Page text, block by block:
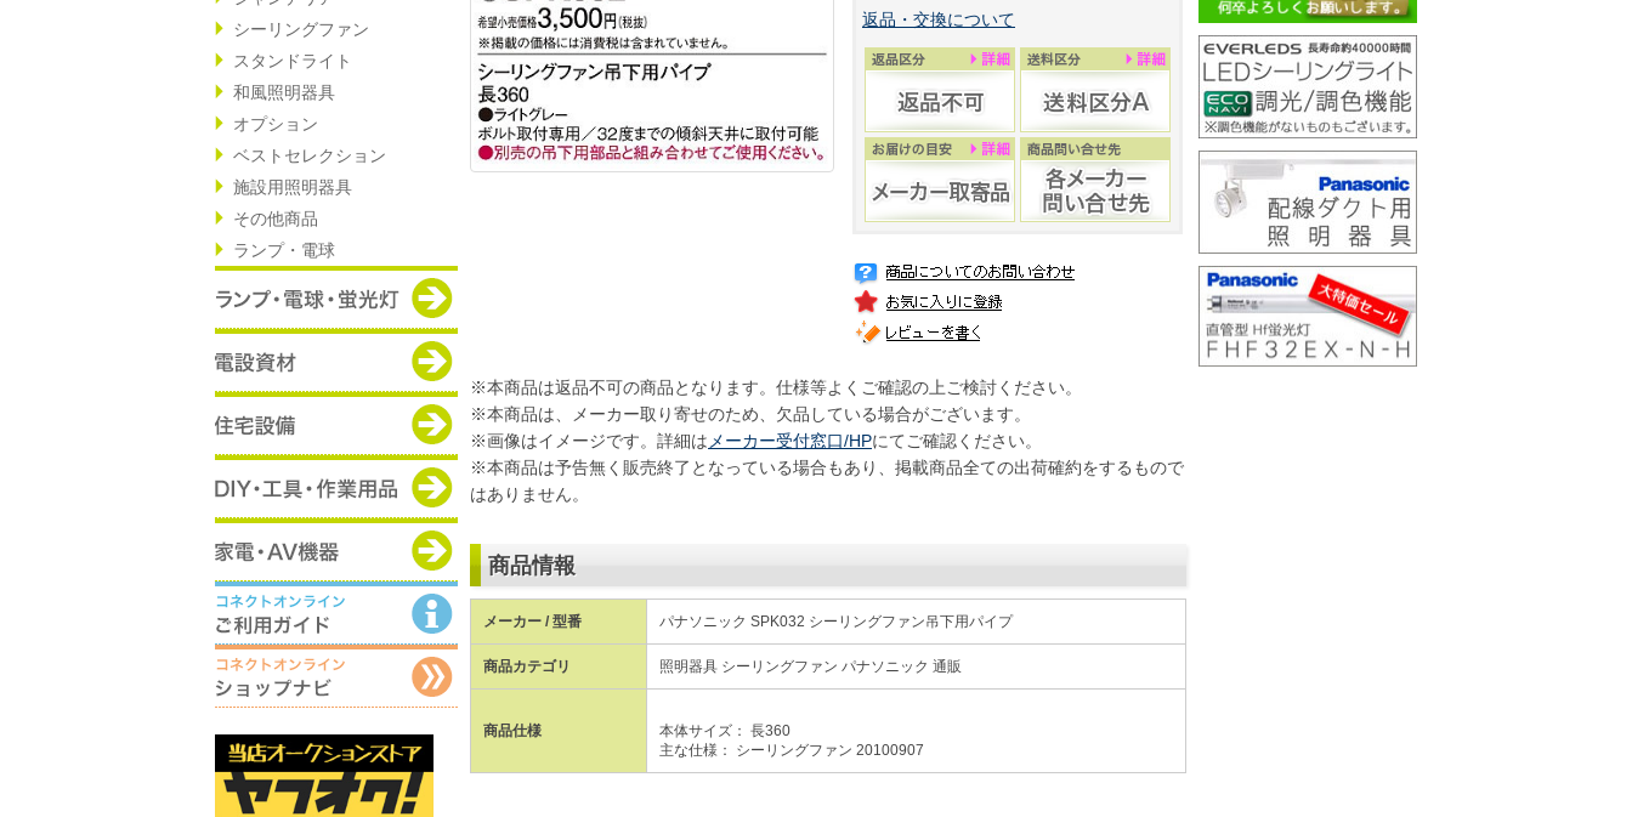
シーリングファン
スタンドライト
和風照明器具
オプション
ベストセレクション
施設用照明器具
その他商品
ランプ・電球
返品・交換について
※本商品は返品不可の商品となります。仕様等よくご確認の上ご検討ください。
※本商品は、メーカー取り寄せのため、欠品している場合がございます。
※画像はイメージです。詳細は メーカー受付窓口/HPにてご確認ください。
※本商品は予告無く販売終了となっている場合もあり、掲載商品全ての出荷確約をするもので
はありません。
商品情報
メーカー / 型番 パナソニック SPK032 シーリングファン吊下用パイプ
商品カテゴリ 照明器具 シーリングファン パナソニック 通販
商品仕様
本体サイズ： 長360
主な仕様： シーリングファン 20100907